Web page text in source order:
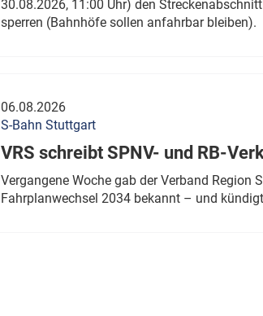
30.08.2026, 11:00 Uhr) den
sperren (Bahnhöfe sollen anfahrbar bleiben).
06.08.2026
S-Bahn Stuttgart
VRS schreibt SPNV- und RB-
Vergangene Woche gab der Verband Region
Fahrplanwechsel 2034 bekannt – und